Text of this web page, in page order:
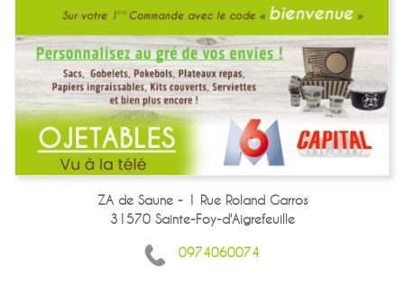
ZA de Saune - 1 Rue Roland Garros
31570 Sainte-Foy-d'Aigrefeuille
0974060074